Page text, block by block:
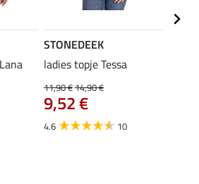
STONEDEEK
ladies topje Tessa
11,90 €14,90 €
9,52 €
4.6 10